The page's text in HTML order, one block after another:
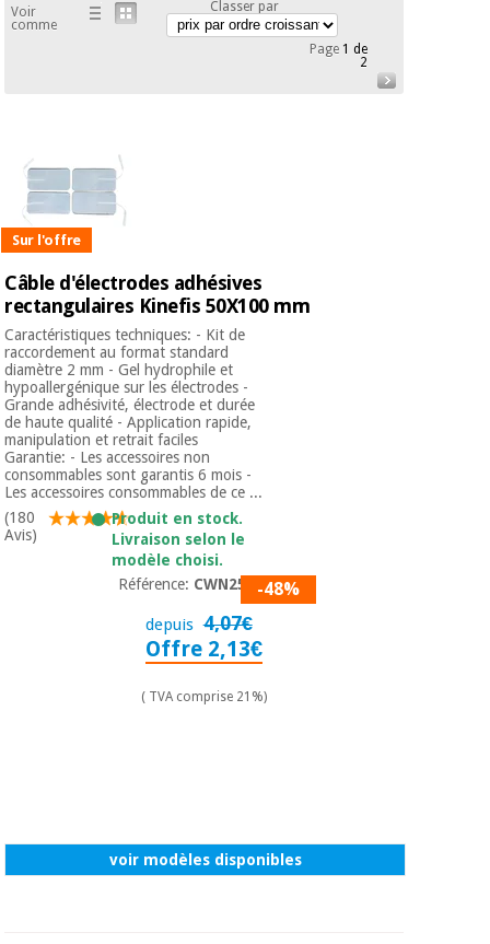
Outlet
Académie
Fisaude
équipement
médical
Mobilier
clinique
Armoires
Matériel de
protection
essentiel
pour les
coronavirus
Aérobic,
fitness
et
pilates
Instruments
Offres
Outlet
Académie
Tech
Fisaude
Médecine
traditionnelle
chinoise
Mobilier
clinique
Armoires
thérapeutiques
Matériel de
protection
essentiel
Voir
comme
Classer par
Page1 de
2
Sur l'offre
Câble d'électrodes adhésives
rectangulaires Kinefis 50X100 mm
Caractéristiques techniques: - Kit de
raccordement au format standard
diamètre 2 mm - Gel hydrophile et
hypoallergénique sur les électrodes -
Grande adhésivité, électrode et durée
de haute qualité - Application rapide,
manipulation et retrait faciles
Garantie: - Les accessoires non
consommables sont garantis 6 mois -
Les accessoires consommables de ce ...
(180
Avis)
Produit en stock.
Livraison selon le
modèle choisi.
Référence: CWN2510-48%
depuis 4,07€
Offre 2,13€
( TVA comprise 21%)
voir modèles disponibles